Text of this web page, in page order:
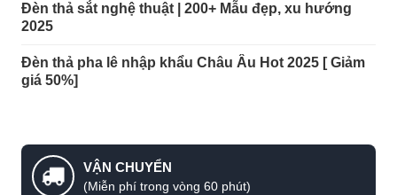
Đèn thả sắt nghệ thuật | 200+ Mẫu đẹp, xu hướng
2025
Đèn thả pha lê nhập khẩu Châu Âu Hot 2025 [ Giảm
giá 50%]
VẬN CHUYỂN
(Miễn phí trong vòng 60 phút)